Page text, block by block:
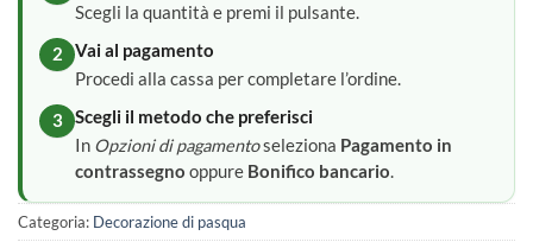
Scegli la quantità e premi il pulsante.
2
Vai al pagamento
Procedi alla cassa per completare l’ordine.
3
Scegli il metodo che preferisci
In Opzioni di pagamentoseleziona Pagamento in
contrassegno oppure Bonifico bancario.
Categoria: Decorazione di pasqua